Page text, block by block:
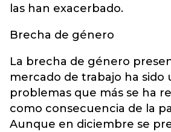
las han exacerbado.
Brecha de género
La brecha de género
mercado de trabajo ha sido
problemas que más se ha
como consecuencia de la
Aunque en diciembre se